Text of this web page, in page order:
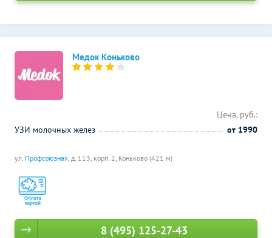
Медок Коньково
ул. Профсоюзная, д. 113, корп. 2, Коньково (421 м)
Цена, руб.:
УЗИ молочных желез
от 1990
8 (495) 125-27-43